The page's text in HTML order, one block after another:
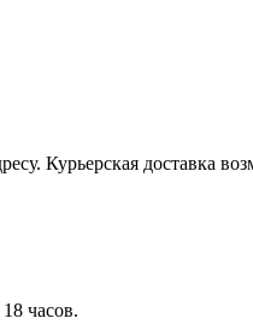
Курьерская доставка
часов.